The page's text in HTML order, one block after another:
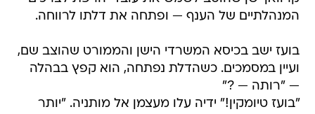
המנהלתיים של הענף — ופתחה את דלתו לרווחה.
בועז ישב בכיסא המשרדי הישן והממורט שהוצב שם,
ועיין במסמכים. כשהדלת נפתחה, הוא קפץ בבהלה
— "רותה — ?"
"בועז טיומקין!" ידיה עלו מעצמן אל מותניה. "יותר